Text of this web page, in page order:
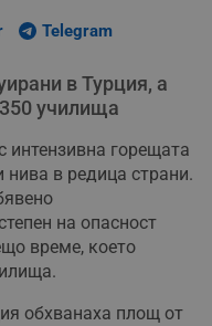
Telegram
в Турция, а
училища
интензивна горещата
нива в редица страни.
на опасност
време, което
обхванаха площ от